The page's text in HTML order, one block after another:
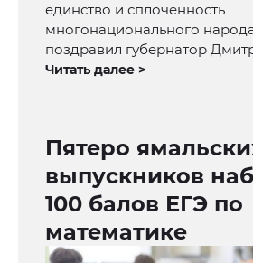
единство и сплоченность
многонационального
поздравил губернатор
Читать далее >
Пятеро
выпускников
100 балов ЕГЭ по
математике